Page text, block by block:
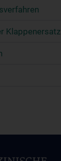
Klappenersatz